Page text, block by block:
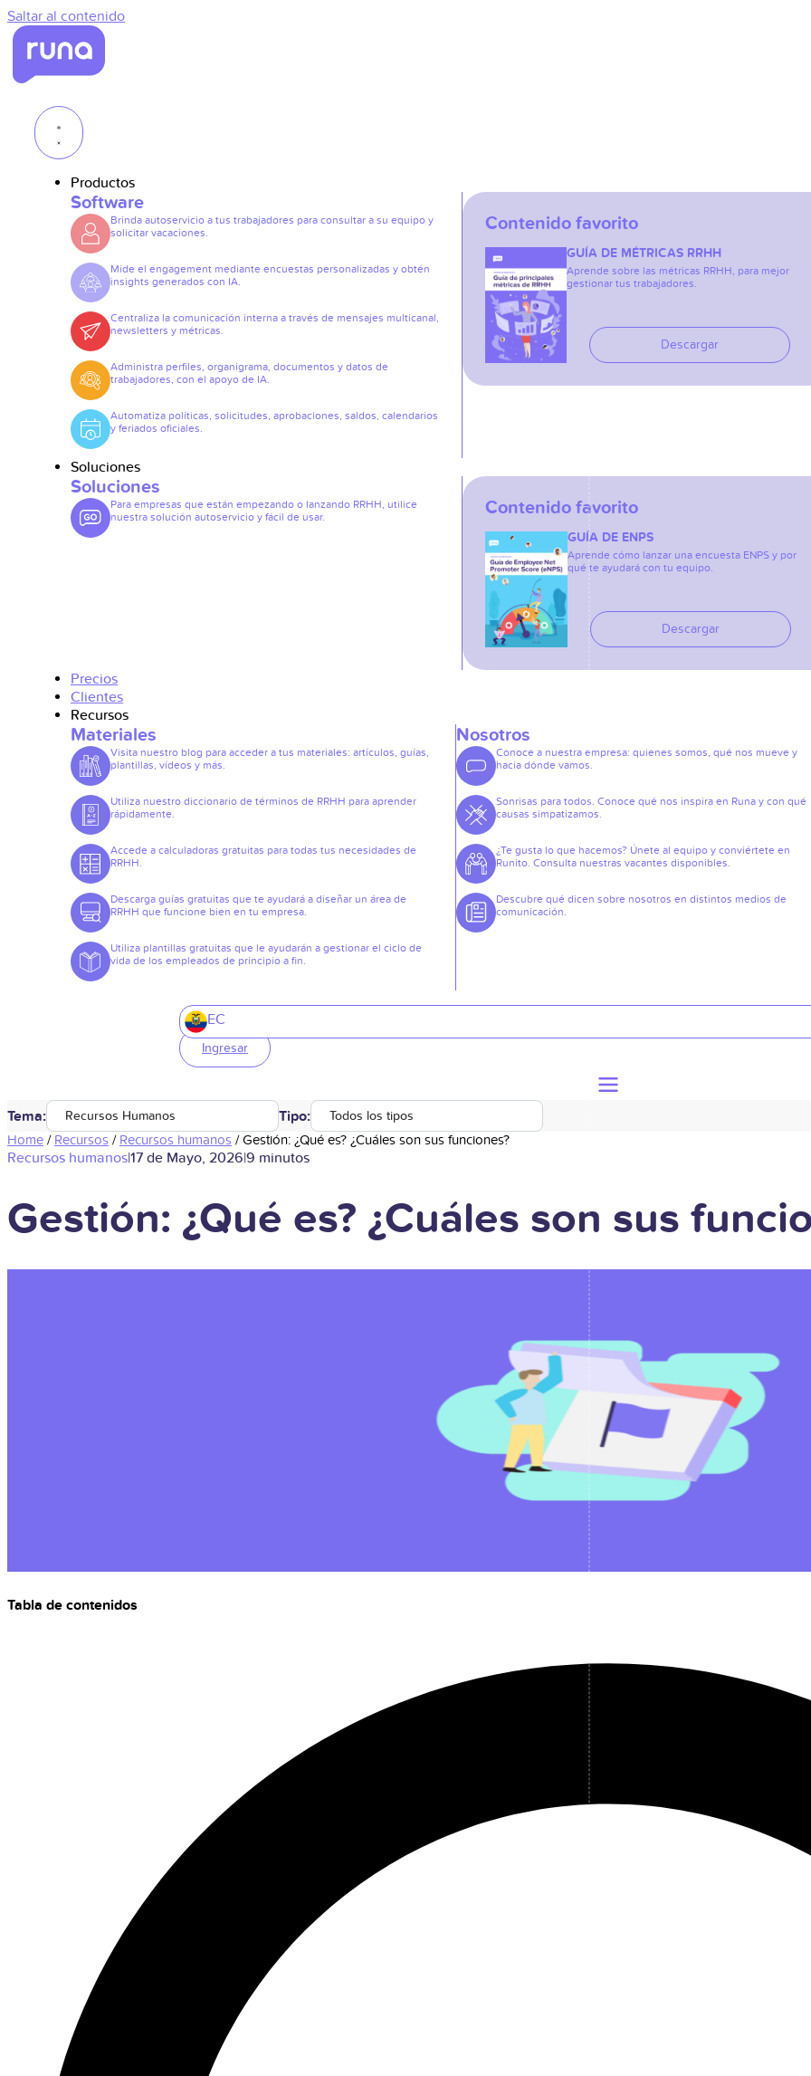
Saltar al contenido
Productos
Software
Brinda autoservicio a tus trabajadores para consultar a su equipo y
solicitar vacaciones.
Mide el engagement mediante encuestas personalizadas y obtén
insights generados con IA.
Centraliza la comunicación interna a través de mensajes multicanal,
newsletters y métricas.
Administra perfiles, organigrama, documentos y datos de
trabajadores, con el apoyo de IA.
Automatiza políticas, solicitudes, aprobaciones, saldos, calendarios
y feriados oficiales.
Contenido favorito
GUÍA DE MÉTRICAS RRHH
Aprende sobre las métricas RRHH, para mejor
gestionar tus trabajadores.
Descargar
Soluciones
Soluciones
Para empresas que están empezando o lanzando RRHH, utilice
nuestra solución autoservicio y fácil de usar.
Contenido favorito
GUÍA DE ENPS
Aprende cómo lanzar una encuesta ENPS y por
qué te ayudará con tu equipo.
Descargar
Precios
Clientes
Recursos
Materiales
Visita nuestro blog para acceder a tus materiales: artículos, guías,
plantillas, vídeos y más.
Utiliza nuestro diccionario de términos de RRHH para aprender
rápidamente.
Accede a calculadoras gratuitas para todas tus necesidades de
RRHH.
Descarga guías gratuitas que te ayudará a diseñar un área de
RRHH que funcione bien en tu empresa.
Utiliza plantillas gratuitas que le ayudarán a gestionar el ciclo de
vida de los empleados de principio a fin.
Nosotros
Conoce a nuestra empresa: quienes somos, qué nos mueve y
hacia dónde vamos.
Sonrisas para todos. Conoce qué nos inspira en Runa y con qué
causas simpatizamos.
¿Te gusta lo que hacemos? Únete al equipo y conviértete en
Runito. Consulta nuestras vacantes disponibles.
Descubre qué dicen sobre nosotros en distintos medios de
comunicación.
EC
Ingresar
Tema: Recursos Humanos Tipo: Todos los tipos
Home / Recursos / Recursos humanos /Gestión: ¿Qué es? ¿Cuáles son sus funciones?
Recursos humanos|17 de Mayo, 2026|9 minutos
Gestión: ¿Qué es? ¿Cuáles son sus
Tabla de contenidos